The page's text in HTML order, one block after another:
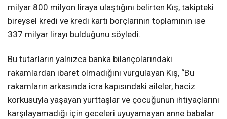
milyar 800 milyon liraya ulaştığını belirten Kış, takipteki
bireysel kredi ve kredi kartı borçlarının toplamının ise
337 milyar lirayı bulduğunu söyledi.
Bu tutarların yalnızca banka bilançolarındaki
rakamlardan ibaret olmadığını vurgulayan Kış, “Bu
rakamların arkasında icra kapısındaki aileler, haciz
korkusuyla yaşayan yurttaşlar ve çocuğunun ihtiyaçlarını
karşılayamadığı için geceleri uyuyamayan anne babalar